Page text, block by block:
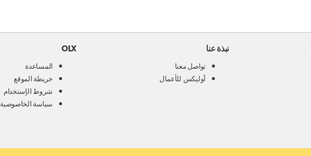
نبذة عنا
تواصل معنا
أوليكس للأعمال
OLX
المساعدة
خريطة الموقع
شروط الإستخدام
سياسة الخاصوصية